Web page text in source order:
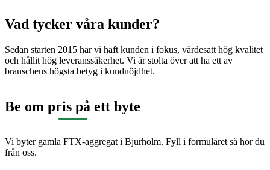
Vad tycker våra kunder?
Sedan starten 2015 har vi haft kunden i fokus, värdesatt hög kvalitet
och hållit hög leveranssäkerhet. Vi är stolta över att ha ett av
branschens högsta betyg i kundnöjdhet.
Be om pris på ett byte
Vi byter gamla FTX-aggregat i Bjurholm. Fyll i formuläret så hör du
från oss.